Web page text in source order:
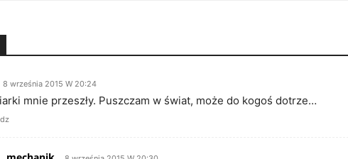
8 września 2015 W 20:24
mnie przeszły. Puszczam w świat, może do kogoś dotrze…